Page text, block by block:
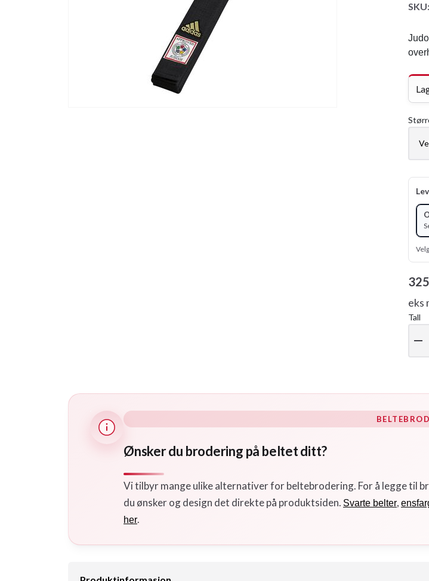
SKU:
eks
Tall
remove
Ønsker du brodering på beltet ditt?
Vi tilbyr mange ulike alternativer for beltebrodering. For å legge til
du ønsker og design det direkte på produktsiden. Svarte belter,
her.